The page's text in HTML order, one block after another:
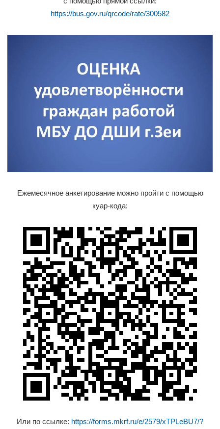
https://bus.gov.ru/qrcode/rate/300582
Ежемесячное анкетирование можно пройти с помощью
куар-кода:
Или по ссылке: https://forms.mkrf.ru/e/2579/xTPLeBU7/?